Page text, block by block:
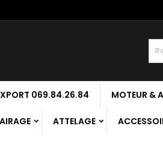
069.84.26.84 MOTEUR &
ATTELAGE